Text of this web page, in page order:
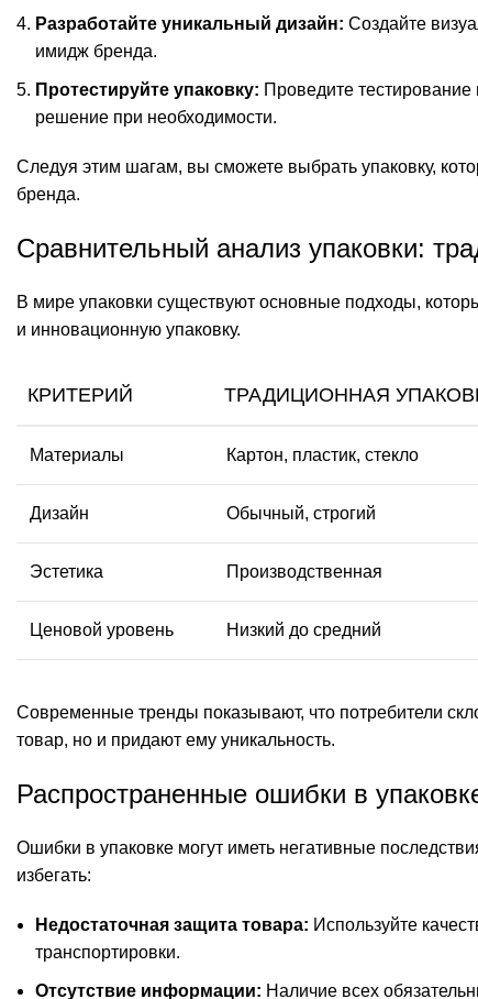
Разработайте уникальный дизайн: Создайте
имидж бренда.
Протестируйте упаковку: Проведите тестирование
решение при необходимости.
Следуя этим шагам, вы сможете выбрать упаковку,
бренда.
Сравнительный анализ упаковки:
В мире упаковки существуют основные подходы,
и инновационную упаковку.
КРИТЕРИЙ ТРАДИЦИОННАЯ
Материалы Картон, пластик, стекло
Дизайн Обычный, строгий
Эстетика Производственная
Ценовой уровень Низкий до средний
Современные тренды показывают, что потребители
товар, но и придают ему уникальность.
Распространенные ошибки в
Ошибки в упаковке могут иметь негативные
избегать:
Недостаточная защита товара: Используйте
транспортировки.
Отсутствие информации: Наличие всех